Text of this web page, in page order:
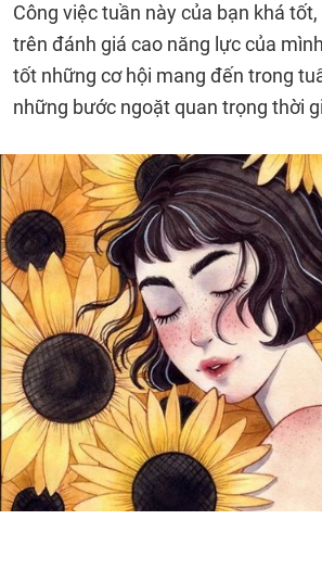
Công việc tuần này của bạn khá
trên đánh giá cao năng lực của
tốt những cơ hội mang đến trong
những bước ngoặt quan trọng thời